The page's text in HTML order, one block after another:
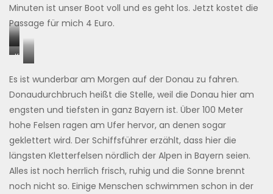
Minuten ist unser Boot voll und es geht los. Jetzt kostet die
Passage für mich 4 Euro.
…
noch
ich
der
einzige
Fahrgast
Kloster
noch
2417,2
zum
Schwarzen
Meer
Es ist wunderbar am Morgen auf der Donau zu fahren.
Donaudurchbruch heißt die Stelle, weil die Donau hier am
engsten und tiefsten in ganz Bayern ist. Über 100 Meter
hohe Felsen ragen am Ufer hervor, an denen sogar
geklettert wird. Der Schiffsführer erzählt, dass hier die
längsten Kletterfelsen nördlich der Alpen in Bayern seien.
Alles ist noch herrlich frisch, ruhig und die Sonne brennt
noch nicht so. Einige Menschen schwimmen schon in der